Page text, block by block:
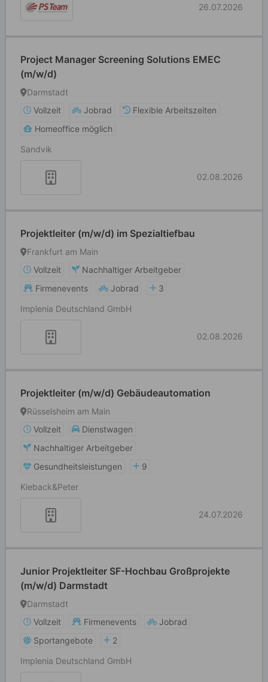
26.07.2026
Project Manager Screening Solutions EMEC
(m/w/d)
Darmstadt
Vollzeit
Jobrad
Flexible Arbeitszeiten
Homeoffice möglich
Sandvik
02.08.2026
Projektleiter (m/w/d) im Spezialtiefbau
Frankfurt am Main
Vollzeit
Nachhaltiger Arbeitgeber
Firmenevents
Jobrad
3
Implenia Deutschland GmbH
02.08.2026
Projektleiter (m/w/d) Gebäudeautomation
Rüsselsheim am Main
Vollzeit
Dienstwagen
Nachhaltiger Arbeitgeber
Gesundheitsleistungen
9
Kieback&Peter
24.07.2026
Junior Projektleiter SF-Hochbau Großprojekte
(m/w/d) Darmstadt
Darmstadt
Vollzeit
Firmenevents
Jobrad
Sportangebote
2
Implenia Deutschland GmbH